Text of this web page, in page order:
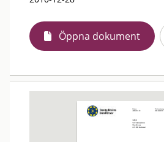
Öppna dokument